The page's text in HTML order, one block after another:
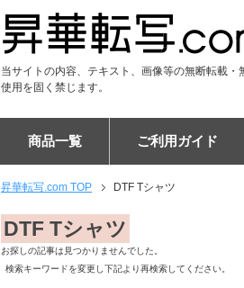
当サイトの内容、テキスト、画像等の無断転載・
使用を固く禁じます。
商品一覧
Tシャツ
DTF Tシャツ
シャツ
DTF ポロシャツ
パーカー
DTF パーカー
ジャンパー
ユニフォーム
パンツ
DTF スウェット
アパレル雑貨
キャップ
マスク
マフラー
ブランケット
フードブランケット
タオル
フードタオル
トートバッグ
エコバッグ
リュックサック
バッグ
ケース
PC・タブレットケース
ショルダーバッグ
スマホポシェット
チケットホルダー
サコッシュ
ポーチ
巾着
マウスパッド
タペストリー
布ポスター
傘
布カバー
生活雑貨・インテリア
ステーショナリー
フラッグ
ご利用ガイド
ご注文の流れ
納期について
割引キャンペーン
EC販売向けサポ
キャンセルについ
専門用語集
昇華転写印刷とは
お客様の声
布プリントの比較
エンドレス柄の作
よくある質問
会社概要
昇華転写.com TOP DTF Tシャツ
DTF Tシャツ
お探しの記事は見つかりませんでした。
検索キーワードを変更し下記より再検索してください。